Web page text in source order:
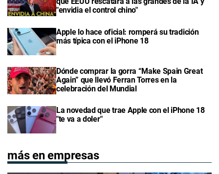
"envidia el control chino"
Apple lo hace oficial: romperá su tradición
más típica con el iPhone 18
Dónde comprar la gorra “Make Spain Great
Again” que llevó Ferran Torres en la
celebración del Mundial
La novedad que trae Apple con el iPhone 18
"te va a doler"
más en empresas